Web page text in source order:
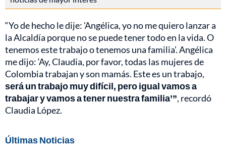
“Yo de hecho le dije: 'Angélica, yo no me quiero lanzar a
la Alcaldía porque no se puede tener todo en la vida. O
tenemos este trabajo o tenemos una familia’. Angélica
me dijo: ‘Ay, Claudia, por favor, todas las mujeres de
Colombia trabajan y son mamás. Este es un trabajo,
será un trabajo muy difícil, pero igual vamos a
trabajar y vamos a tener nuestra familia’”, recordó
Claudia López.
Últimas Noticias